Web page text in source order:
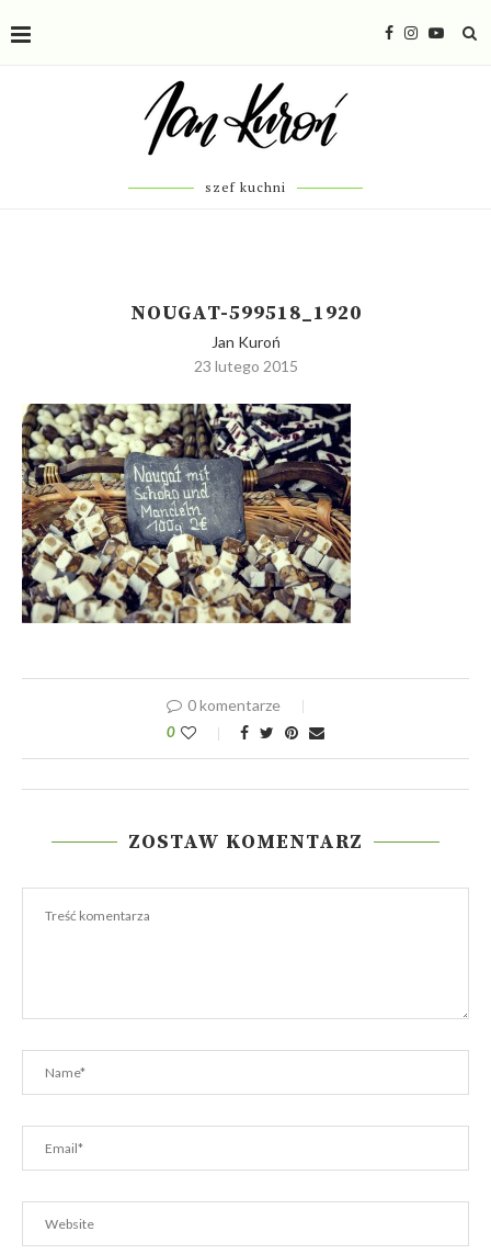
szef kuchni
NOUGAT-599518_1920
Jan Kuroń
23 lutego 2015
0 komentarze
0
ZOSTAW KOMENTARZ